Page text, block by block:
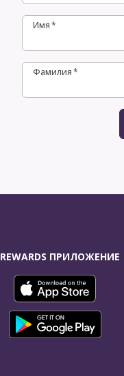
Имя
Имя*
Фамилия
Фамилия*
ПРИЛОЖЕНИЕ